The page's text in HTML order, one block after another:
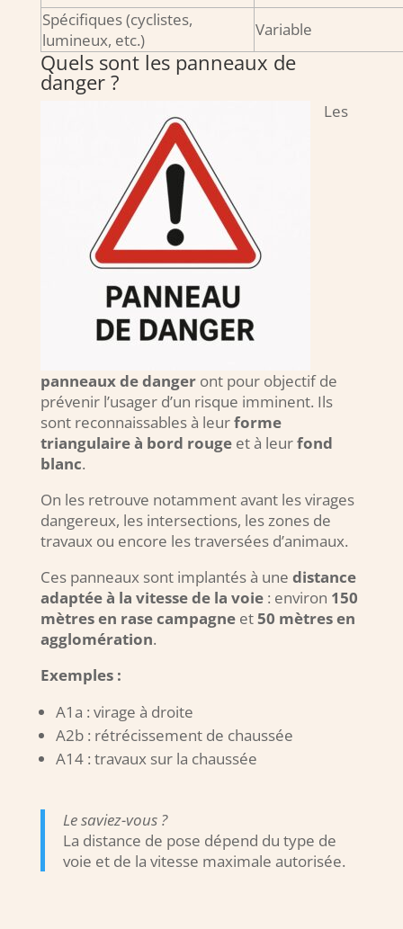
Spécifiques (cyclistes,
lumineux, etc.)
Variable
Quels sont les panneaux de
danger ?
Les
panneaux de dangeront pour objectif de
prévenir l’usager d’un risque imminent. Ils
sont reconnaissables à leurforme
triangulaire à bord rougeet à leurfond
blanc.
On les retrouve notamment avant les virages
dangereux, les intersections, les zones de
travaux ou encore les traversées d’animaux.
Ces panneaux sont implantés à une distance
adaptée à la vitesse de la voie: environ 150
mètres en rase campagneet50 mètres en
agglomération.
Exemples :
A1a : virage à droite
A2b : rétrécissement de chaussée
A14 : travaux sur la chaussée
Le saviez-vous ?
La distance de pose dépend du type de
voie et de la vitesse maximale autorisée.